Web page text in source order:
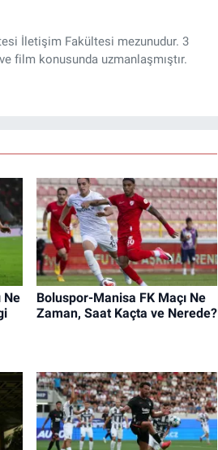
İletişim Fakültesi mezunudur. 3
film konusunda uzmanlaşmıştır.
Ne
Boluspor-Manisa FK Maçı Ne
Zaman, Saat Kaçta ve Nerede?